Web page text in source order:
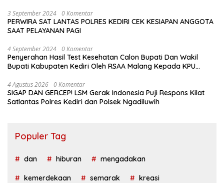
3 September 2024 0 Komentar
PERWIRA SAT LANTAS POLRES KEDIRI CEK KESIAPAN ANGGOTA
SAAT PELAYANAN PAGI
4 September 2024 0 Komentar
Penyerahan Hasil Test Kesehatan Calon Bupati Dan Wakil
Bupati Kabupaten Kediri Oleh RSAA Malang Kepada KPU
4 Agustus 2026 0 Komentar
SIGAP DAN GERCEP! LSM Gerak Indonesia Puji Respons Kilat
Satlantas Polres Kediri dan Polsek Ngadiluwih
Populer Tag
dan hiburan mengadakan
kemerdekaan semarak kreasi